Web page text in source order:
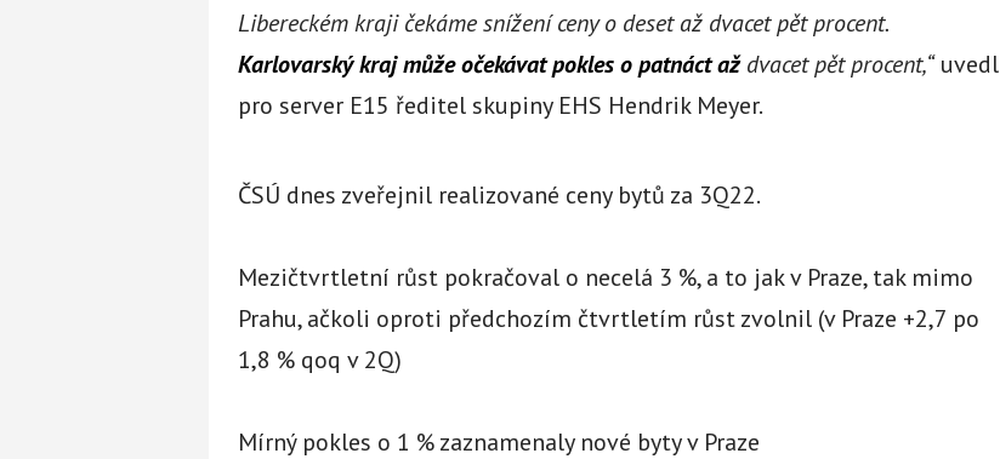
Libereckém kraji čekáme snížení ceny o deset až dvacet pět procent.
Karlovarský kraj může očekávat pokles o patnáct aždvacet pět procent,“uvedl
pro server E15 ředitel skupiny EHS Hendrik Meyer.
ČSÚ dnes zveřejnil realizované ceny bytů za 3Q22.
Mezičtvrtletní růst pokračoval o necelá 3 %, a to jak v Praze, tak mimo
Prahu, ačkoli oproti předchozím čtvrtletím růst zvolnil (v Praze +2,7 po
1,8 % qoq v 2Q)
Mírný pokles o 1 % zaznamenaly nové byty v Praze